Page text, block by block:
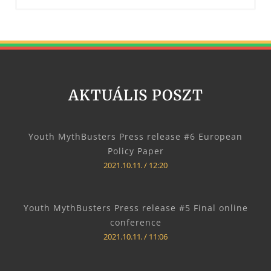
AKTUÁLIS POSZT
Youth MythBusters Press release #6 European
Policy Paper
2021.10.11. 12:20
Youth MythBusters Press release #5 Final online
conference
2021.10.11. 11:06